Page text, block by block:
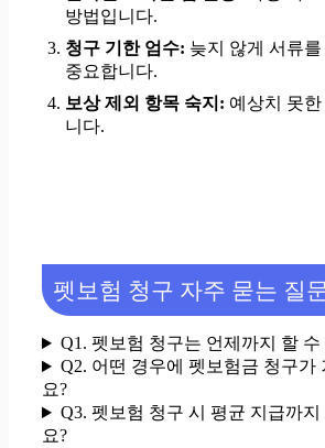
방법입니다.
청구 기한 엄수: 늦지 않게 서류를
중요합니다.
보상 제외 항목 숙지: 예상치 못
니다.
펫보험 청구 자주 묻는 질
Q1. 펫보험 청구는 언제까지 할 수
Q2. 어떤 경우에 펫보험금 청구가
요?
Q3. 펫보험 청구 시 평균 지급까
요?